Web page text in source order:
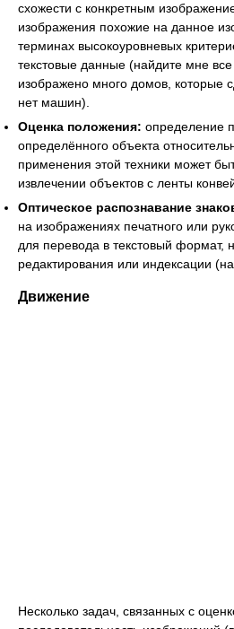
схожести с конкретным
изображения похожие на данное
терминах высокоуровневых
текстовые данные (найдите мне
изображено много домов, которые
нет машин).
Оценка положения: определение
определённого объекта
применения этой техники может
извлечении объектов с ленты
Оптическое распознавание
на изображениях печатного или
для перевода в текстовый формат,
редактирования или индексации
Движение
Несколько задач, связанных с